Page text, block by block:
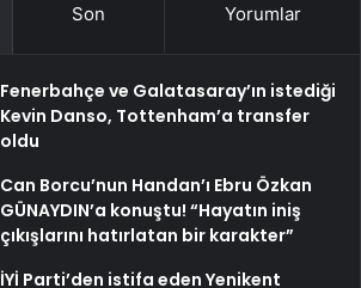
Son Yorumlar
Fenerbahçe ve Galatasaray’ın istediği
Kevin Danso, Tottenham’a transfer
oldu
Can Borcu’nun Handan’ı Ebru Özkan
GÜNAYDIN’a konuştu! “Hayatın iniş
çıkışlarını hatırlatan bir karakter”
İYİ Parti’den istifa eden Yenikent